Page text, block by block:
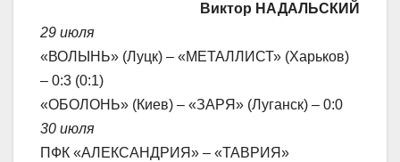
Виктор НАДАЛЬСКИЙ
29 июля
«ВОЛЫНЬ» (Луцк) – «МЕТАЛЛИСТ» (Харьков)
– 0:3 (0:1)
«ОБОЛОНЬ» (Киев) – «ЗАРЯ» (Луганск) – 0:0
30 июля
ПФК «АЛЕКСАНДРИЯ» – «ТАВРИЯ»